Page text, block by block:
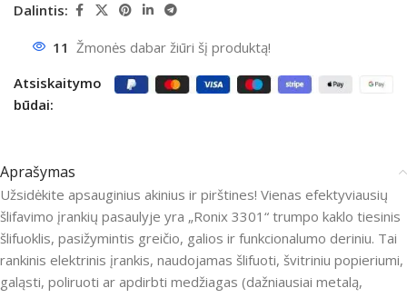
Dalintis:
11 Žmonės dabar žiūri šį produktą!
Atsiskaitymo
būdai:
Aprašymas
Užsidėkite apsauginius akinius ir pirštines! Vienas efektyviausių
šlifavimo įrankių pasaulyje yra „Ronix 3301“ trumpo kaklo tiesinis
šlifuoklis, pasižymintis greičio, galios ir funkcionalumo deriniu. Tai
rankinis elektrinis įrankis, naudojamas šlifuoti, švitriniu popieriumi,
galąsti, poliruoti ar apdirbti medžiagas (dažniausiai metalą,